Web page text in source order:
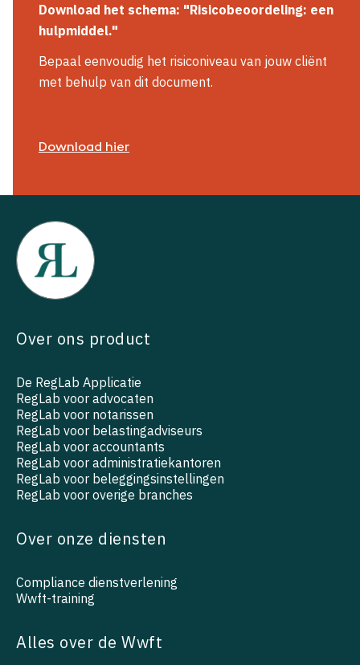
Download het schema: "Risicobeoordeling: een
hulpmiddel."
Bepaal eenvoudig het risiconiveau van jouw cliënt
met behulp van dit document.
Download hier
Over ons product
De RegLab Applicatie
RegLab voor advocaten
RegLab voor notarissen
RegLab voor belastingadviseurs
RegLab voor accountants
RegLab voor administratiekantoren
RegLab voor beleggingsinstellingen
RegLab voor overige branches
Over onze diensten
Compliance dienstverlening
Wwft-training
Alles over de Wwft